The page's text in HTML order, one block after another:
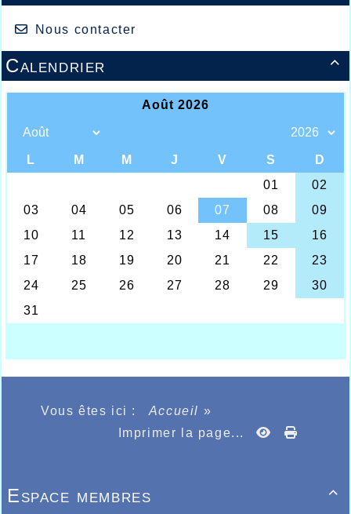
Nous contacter

Calendrier
responsables jeunes de l’AHVL organisent
décennies une rencontre salle avec plusieurs
épreuves et pour cette année la catégorie
« Poussins(es) », il fallait retirer de ces
résultats la belle 1ère place chez les filles de
Yasmine Gettaf qui avec 21 points remportait
l’épreuve après avoir sauté 9,00m au
6,00m, 0,90m en hauteur et 6’’33 sur les
haies, 4’’22 sur la vitesse plat juste derrière
Yasmine Izel Acka totalisait 20 points et
Margot Duee 18 points, alors que chez les
garçons c’est l’Ustien Axel Lebrun qui
l’emportait avec 25 points sur les épreuves
devant l’Halluinois Lenzo Scherpereel 22
points qui sautait 9m20 au pentabond, hauteur
1m05, 6’’32 sur les haies, 4’’26 sur la vitesse
plat et 6,00m au lancer de medecine-ball
arrière. C’est 27 enfants qui au terme de la
compétition se faisaient comme chaque année
remettre la coquille de Noël agrémentée de
ICI
l’actif de l’espoir féminine Maaike Vander
devait dominer la course sans problème, en
tête de bout en bout et passer la ligne
Vous êtes ici : Accueil »
Imprimer la page...

Espace membres